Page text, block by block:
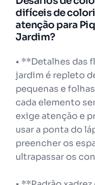
difíceis de
atenção para
Jardim?
• **Detalhes das
jardim é repleto
pequenas e
cada elemento
exige atenção e
usar a ponta do
preencher os
ultrapassar os